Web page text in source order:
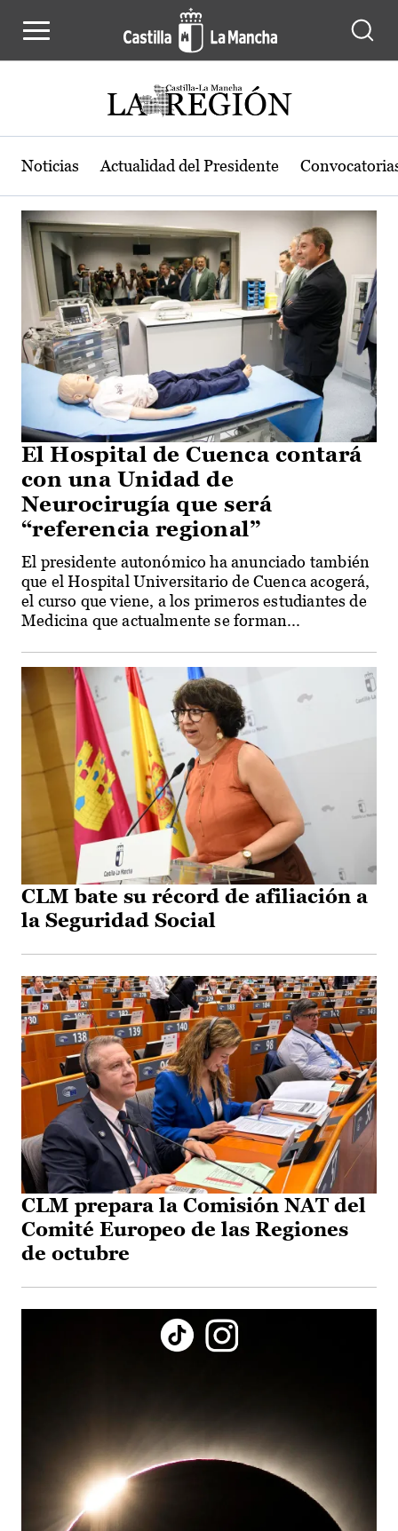
Actualidad de la región de Castilla-
Noticias Actualidad del Presidente
El Hospital de Cuenca contará
con una Unidad de
Neurocirugía que será
“referencia regional”
El presidente autonómico ha anunciado también
que el Hospital Universitario de Cuenca acogerá,
el curso que viene, a los primeros estudiantes de
Medicina que actualmente se forman...
CLM bate su récord de afiliación a
la Seguridad Social
CLM prepara la Comisión NAT del
Comité Europeo de las Regiones
de octubre